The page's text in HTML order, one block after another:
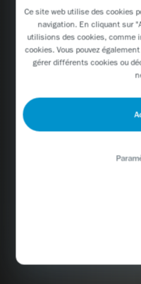
Ce site web utilise des cookies
navigation. En cliquant sur
utilisions des cookies, comme
cookies. Vous pouvez
gérer différents cookies ou